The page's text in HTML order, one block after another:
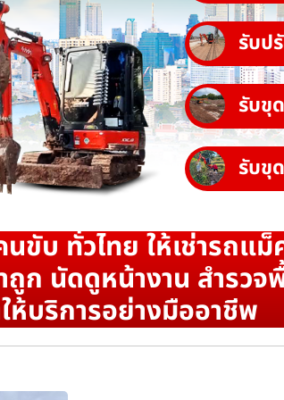
รับป
รับขุ
รับขุ
ขับ ทั่วไทย ให้เช่ารถแม็
ถูก นัดดูหน้างาน สำรวจ
ห้บริการอย่างมืออาชีพ